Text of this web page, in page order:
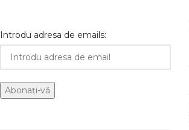
Introdu adresa de emails: